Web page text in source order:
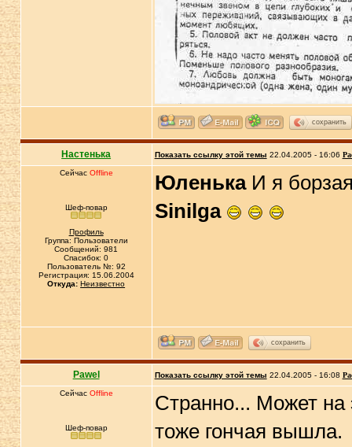
сохранить
Настенька Показать ссылку этой темы 22.04.2005 - 16:06
Сейчас Offline
Шеф-повар
Профиль
Группа: Пользователи
Сообщений: 981
Спасибок: 0
Пользователь №: 92
Регистрация: 15.06.2004
Откуда: Неизвестно
ЮленькаИ я
Sinilga
сохранить
Pawel Показать ссылку этой темы 22.04.2005 - 16:08
Сейчас Offline
Шеф-повар
Странно... Может на
тоже гончая вышла.